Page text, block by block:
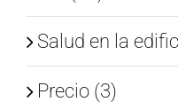
Salud en la
Precio (3)